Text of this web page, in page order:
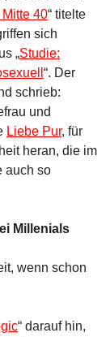
40“ titelte
sich
„Studie:
“. Der
schrieb:
und
Liebe Pur, für
heran, die im
auch so
Millenials
wenn schon
“ darauf hin,